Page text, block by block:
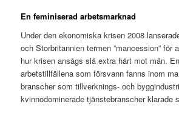
En feminiserad arbetsmarknad
Under den ekonomiska krisen 2008
och Storbritannien termen ”mancession” för
hur krisen ansågs slå extra hårt mot män.
arbetstillfällena som försvann fanns inom
branscher som tillverknings- och
kvinnodominerade tjänstebranscher klarade